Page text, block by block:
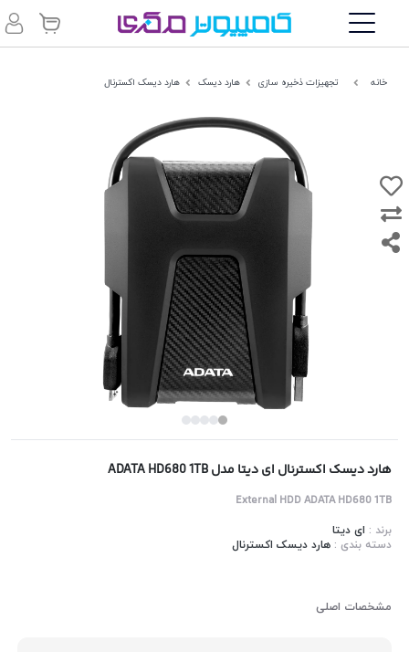
خانه تجهیزات ذخیره سازی هارد دیسک هارد دیسک اکسترنال
هارد دیسک اکسترنال ای دیتا مدل ADATA HD680 1TB
External HDD ADATA HD680 1TB
برند : ای دیتا
دسته بندی :هارد دیسک اکسترنال
مشخصات اصلی